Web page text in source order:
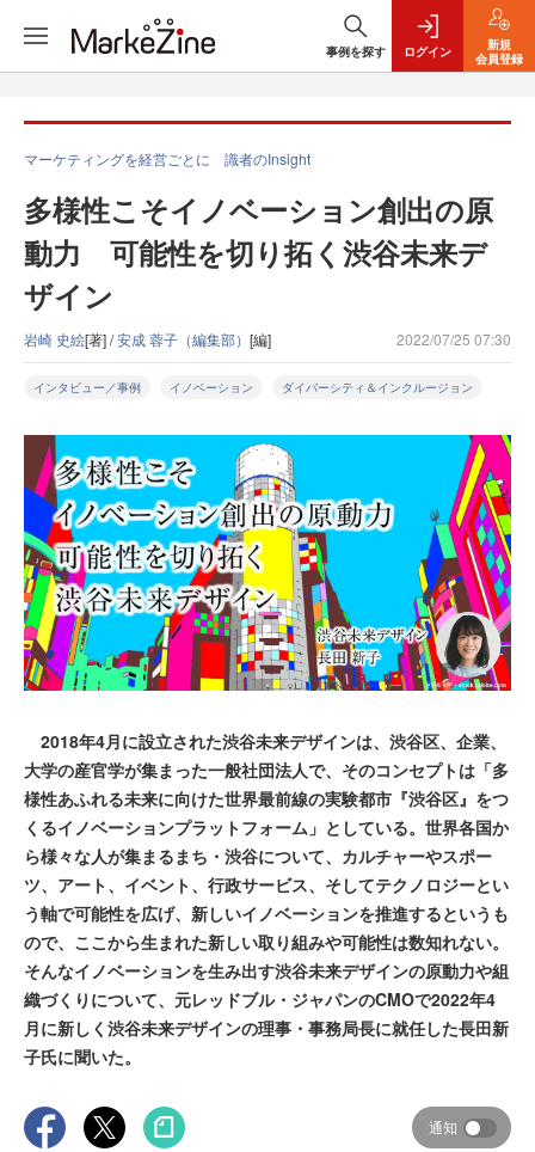
事例を探す ログイン
新規
会員登録
マーケティングを経営ごとに 識者のInsight
多様性こそイノベーション創出の原
動力 可能性を切り拓く渋谷未来デ
ザイン
岩崎 史絵[著] /安成 蓉子（編集部） [編] 2022/07/25 07:30
インタビュー／事例 イノベーション ダイバーシティ＆インクルージョン
2018年4月に設立された渋谷未来デザインは、渋谷区、企業、
大学の産官学が集まった一般社団法人で、そのコンセプトは「多
様性あふれる未来に向けた世界最前線の実験都市『渋谷区』をつ
くるイノベーションプラットフォーム」としている。世界各国か
ら様々な人が集まるまち・渋谷について、カルチャーやスポー
ツ、アート、イベント、行政サービス、そしてテクノロジーとい
う軸で可能性を広げ、新しいイノベーションを推進するというも
ので、ここから生まれた新しい取り組みや可能性は数知れない。
そんなイノベーションを生み出す渋谷未来デザインの原動力や組
織づくりについて、元レッドブル・ジャパンのCMOで2022年4
月に新しく渋谷未来デザインの理事・事務局長に就任した長田新
子氏に聞いた。
通知